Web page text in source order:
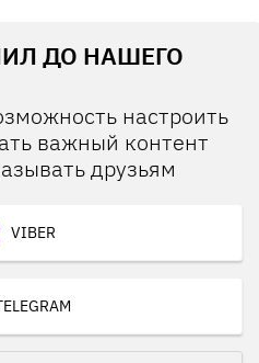
ДО НАШЕГО
настроить
важный контент
друзьям
VIBER